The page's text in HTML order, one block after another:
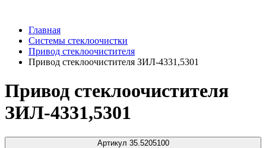
Главная
Системы стеклоочистки
Привод стеклоочистителя
Привод стеклоочистителя ЗИЛ-4331,5301
Привод стеклоочистителя
ЗИЛ-4331,5301
Артикул 35.5205100